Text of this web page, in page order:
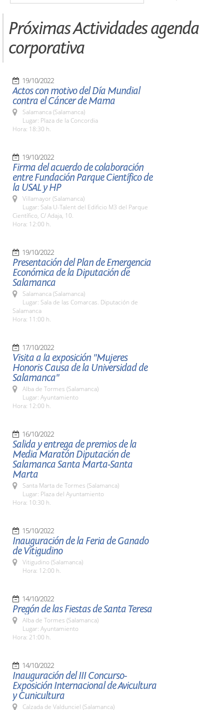
Próximas Actividades agenda
corporativa
19/10/2022
Actos con motivo del Día Mundial
contra el Cáncer de Mama
Salamanca (Salamanca)
Lugar: Plaza de la Concordia
Hora: 18:30 h.
19/10/2022
Firma del acuerdo de colaboración
entre Fundación Parque Científico de
la USAL y HP
Villamayor (Salamanca)
Lugar: Sala U-Talent del Edificio M3 del Parque
Científico, C/ Adaja, 10.
Hora: 12:00 h.
19/10/2022
Presentación del Plan de Emergencia
Económica de la Diputación de
Salamanca
Salamanca (Salamanca)
Lugar: Sala de las Comarcas. Diputación de
Salamanca
Hora: 11:00 h.
17/10/2022
Visita a la exposición "Mujeres
Honoris Causa de la Universidad de
Salamanca"
Alba de Tormes (Salamanca)
Lugar: Ayuntamiento
Hora: 12:00 h.
16/10/2022
Salida y entrega de premios de la
Media Maratón Diputación de
Salamanca Santa Marta-Santa
Marta
Santa Marta de Tormes (Salamanca)
Lugar: Plaza del Ayuntamiento
Hora: 10:30 h.
15/10/2022
Inauguración de la Feria de Ganado
de Vitigudino
Vitigudino (Salamanca)
Hora: 12:00 h.
14/10/2022
Pregón de las Fiestas de Santa Teresa
Alba de Tormes (Salamanca)
Lugar: Ayuntamiento
Hora: 21:00 h.
14/10/2022
Inauguración del III Concurso-
Exposición Internacional de Avicultura
y Cunicultura
Calzada de Valdunciel (Salamanca)